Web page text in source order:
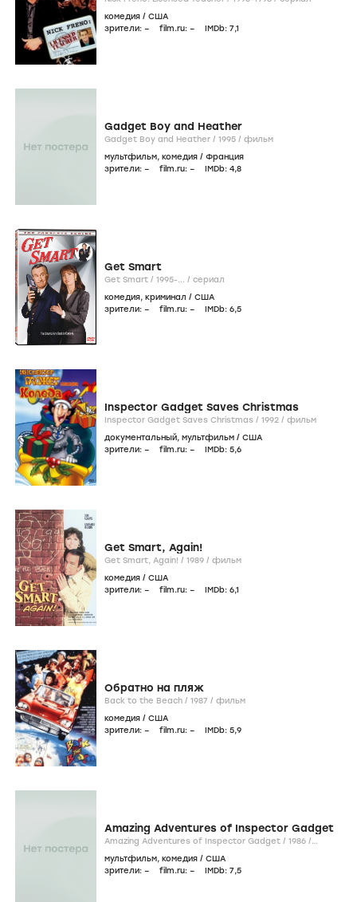
комедия / США
зрители: – film.ru: – IMDb: 7,1
Gadget Boy and Heather
Gadget Boy and Heather / 1995 / фильм
мультфильм, комедия / Франция
зрители: – film.ru: – IMDb: 4,8
Get Smart
Get Smart / 1995-... / сериал
комедия, криминал / США
зрители: – film.ru: – IMDb: 6,5
Inspector Gadget Saves Christmas
Inspector Gadget Saves Christmas / 1992 / фильм
документальный, мультфильм / США
зрители: – film.ru: – IMDb: 5,6
Get Smart, Again!
Get Smart, Again! / 1989 / фильм
комедия / США
зрители: – film.ru: – IMDb: 6,1
Обратно на пляж
Back to the Beach / 1987 / фильм
комедия / США
зрители: – film.ru: – IMDb: 5,9
Amazing Adventures of Inspector Gadget
Amazing Adventures of Inspector Gadget / 1986 /
мультфильм, комедия / США
зрители: – film.ru: – IMDb: 7,5